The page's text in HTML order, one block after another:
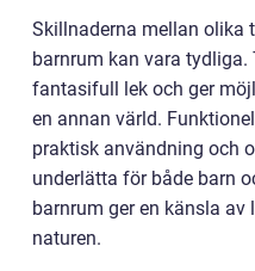
Skillnaderna mellan olika
barnrum kan vara tydliga.
fantasifull lek och ger
en annan värld.
praktisk användning och
underlätta för både barn
barnrum ger en känsla av
naturen.